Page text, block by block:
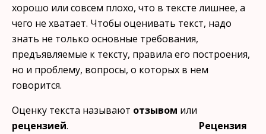
хорошо или совсем плохо, что в тексте лишнее, а
чего не хватает. Чтобы оценивать текст, на­до
знать не только основные требования,
предъявляемые к тексту, правила его построения,
но и проблему, вопросы, о которых в нем
говорится.
Оценку текста называют отзывом или
рецензией. Рецензия